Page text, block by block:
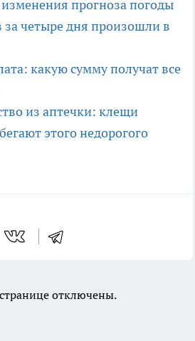
прогноза погоды
четыре дня произошли в
какую сумму получат все
из аптечки: клещи
этого недорогого
отключены.